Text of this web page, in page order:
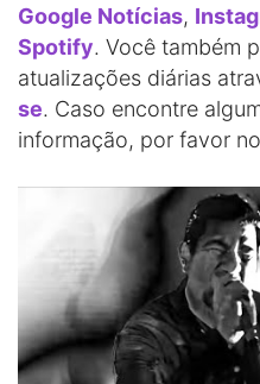
Google Notícias,
Spotify. Você também
atualizações diárias
se. Caso encontre
informação, por favor